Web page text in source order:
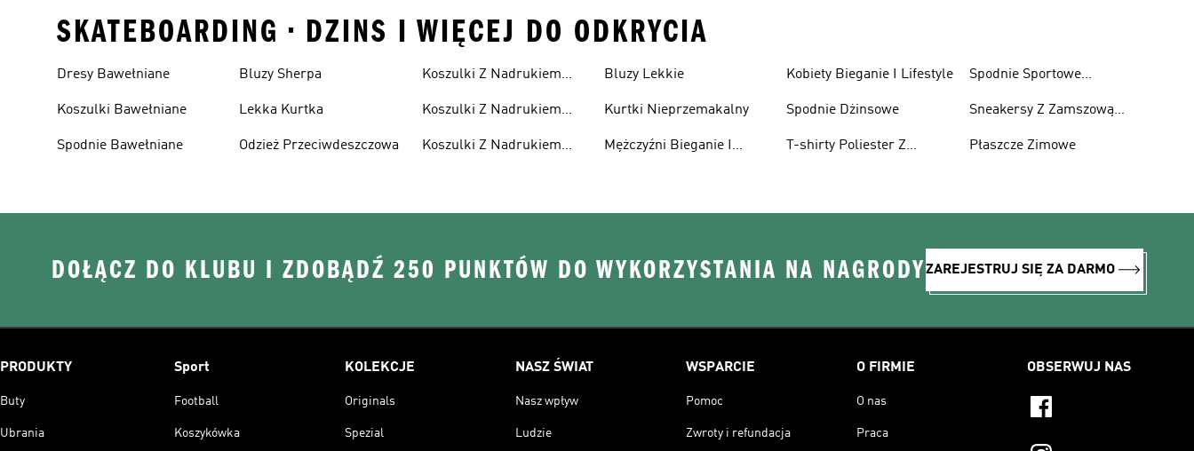
SKATEBOARDING • DZINS I WIĘCEJ DO ODKRYCIA
Dresy Bawełniane
Koszulki Bawełniane
Spodnie Bawełniane
Bluzy Sherpa
Lekka Kurtka
Odzież Przeciwdeszczowa
Koszulki Z Nadrukiem
Koszulki Z Nadrukiem
Koszulki Z Nadrukiem
Bluzy Lekkie
Kurtki Nieprzemakalny
Mężczyźni Bieganie I
Kobiety Bieganie I Lifestyle
Spodnie Dżinsowe
T-shirty Poliester Z
Spodnie Sportowe
Sneakersy Z Zamszową
Płaszcze Zimowe
DOŁĄCZ DO KLUBU I ZDOBĄDŹ 250 PUNKTÓW DO WYKORZYSTANIA NA NAGRODYZAREJESTRUJ SIĘ ZA DARMO
PRODUKTY
Buty
Ubrania
Sport
Football
Koszykówka
KOLEKCJE
Originals
Spezial
NASZ ŚWIAT
Nasz wpływ
Ludzie
WSPARCIE
Pomoc
Zwroty i refundacja
O FIRMIE
O nas
Praca
OBSERWUJ NAS